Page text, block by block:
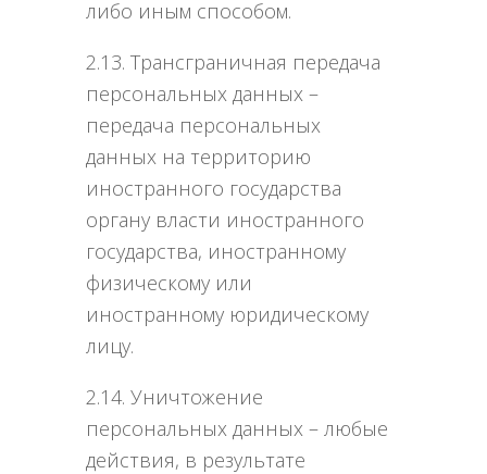
либо иным способом.
2.13. Трансграничная передача
персональных данных –
передача персональных
данных на территорию
иностранного государства
органу власти иностранного
государства, иностранному
физическому или
иностранному юридическому
лицу.
2.14. Уничтожение
персональных данных – любые
действия, в результате